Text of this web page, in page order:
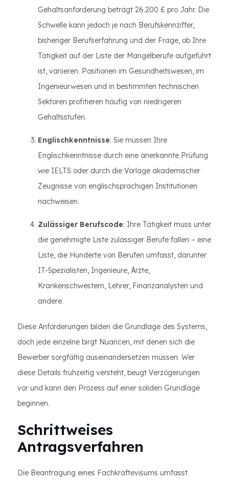
Gehaltsanforderung beträgt 26.200 £ pro Jahr. Die
Schwelle kann jedoch je nach Berufskennziffer,
bisheriger Berufserfahrung und der Frage, ob Ihre
Tätigkeit auf der Liste der Mangelberufe aufgeführt
ist, variieren. Positionen im Gesundheitswesen, im
Ingenieurwesen und in bestimmten technischen
Sektoren profitieren häufig von niedrigeren
Gehaltsstufen.
Englischkenntnisse: Sie müssen Ihre
Englischkenntnisse durch eine anerkannte Prüfung
wie IELTS oder durch die Vorlage akademischer
Zeugnisse von englischsprachigen Institutionen
nachweisen.
Zulässiger Berufscode: Ihre Tätigkeit muss unter
die genehmigte Liste zulässiger Berufe fallen – eine
Liste, die Hunderte von Berufen umfasst, darunter
IT-Spezialisten, Ingenieure, Ärzte,
Krankenschwestern, Lehrer, Finanzanalysten und
andere.
Diese Anforderungen bilden die Grundlage des Systems,
doch jede einzelne birgt Nuancen, mit denen sich die
Bewerber sorgfältig auseinandersetzen müssen. Wer
diese Details frühzeitig versteht, beugt Verzögerungen
vor und kann den Prozess auf einer soliden Grundlage
beginnen.
Schrittweises
Antragsverfahren
Die Beantragung eines Fachkräftevisums umfasst